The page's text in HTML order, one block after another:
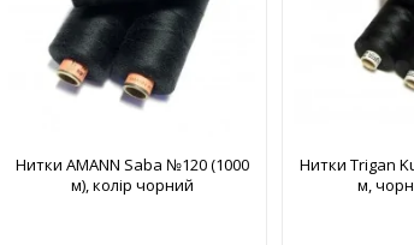
Нитки AMANN Saba №120 (1000
м), колір чорний
Нитки Trigan
м,